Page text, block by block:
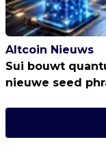
Altcoin Nieuws
Sui bouwt
nieuwe seed